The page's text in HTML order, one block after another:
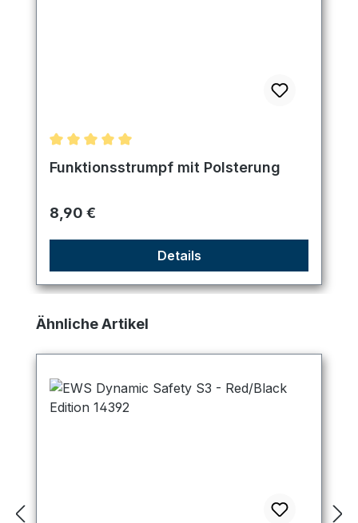
Durchschnittliche Bewertung von 5 von 5 Sternen
Funktionsstrumpf mit Polsterung
Regulärer Preis:
8,90 €
Details
Produktgalerie überspringen
Ähnliche Artikel